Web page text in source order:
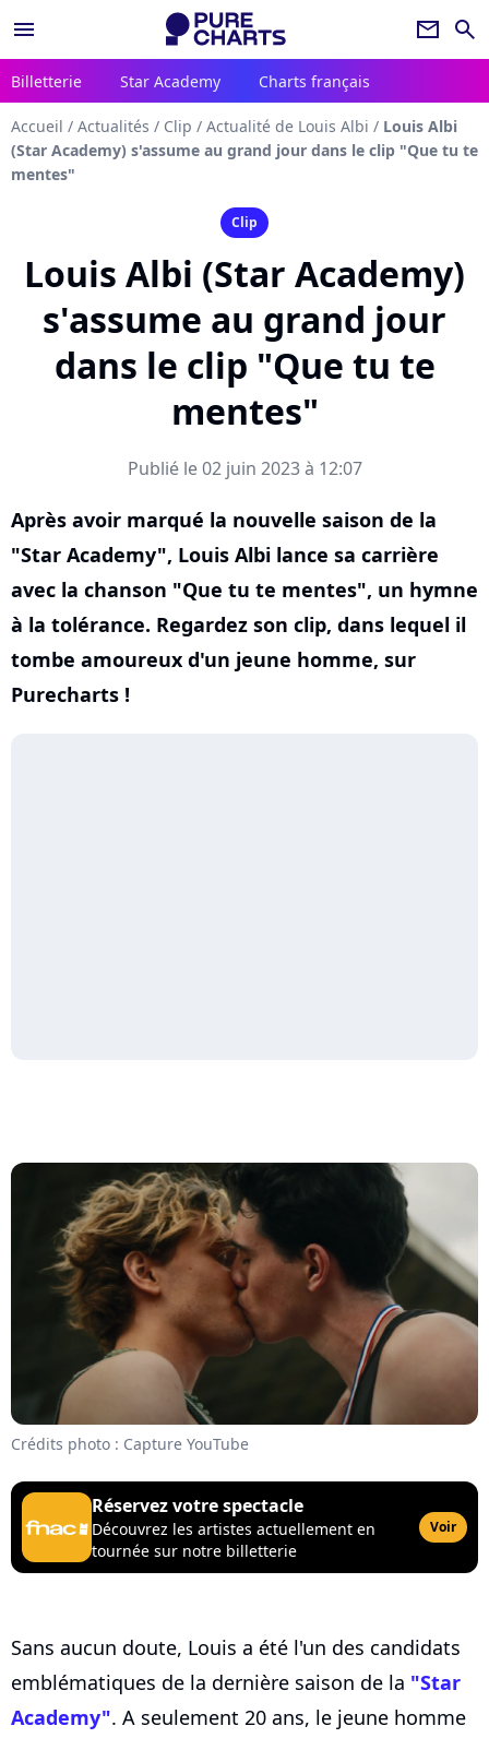
menu newsletter search
Billetterie Star Academy Charts français
Accueil / Actualités / Clip / Actualité de Louis Albi / Louis Albi
(Star Academy) s'assume au grand jour dans le clip "Que tu te
mentes"
Clip
Louis Albi (Star Academy)
s'assume au grand jour
dans le clip "Que tu te
mentes"
Publié le 02 juin 2023 à 12:07
Après avoir marqué la nouvelle saison de la
"Star Academy", Louis Albi lance sa carrière
avec la chanson "Que tu te mentes", un hymne
à la tolérance. Regardez son clip, dans lequel il
tombe amoureux d'un jeune homme, sur
Purecharts !
Crédits photo : Capture YouTube
Réservez votre spectacle
Découvrez les artistes actuellement en
tournée sur notre billetterie
Voir
Sans aucun doute, Louis a été l'un des candidats
emblématiques de la dernière saison de la "Star
Academy". A seulement 20 ans, le jeune homme